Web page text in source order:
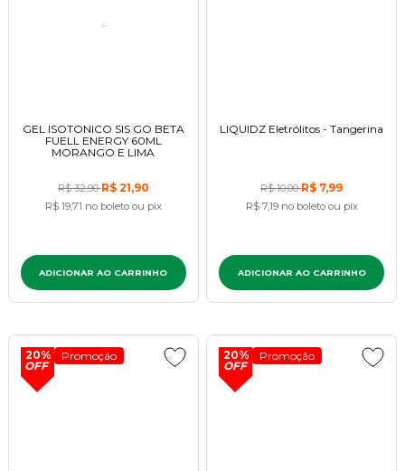
GEL ISOTONICO SIS GO BETA
FUELL ENERGY 60ML
MORANGO E LIMA
R$ 32,90R$ 21,90
R$ 19,71 no boleto ou pix
ADICIONAR AO CARRINHO
LIQUIDZ Eletrólitos - Tangerina
R$ 10,00R$ 7,99
R$ 7,19 no boleto ou pix
ADICIONAR AO CARRINHO
20%
OFF
Promoção
20%
OFF
Promoção